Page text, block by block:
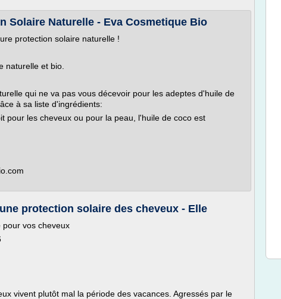
Solaire Naturelle - Eva Cosmetique Bio
protection solaire naturelle !
naturelle et bio.
qui ne va pas vous décevoir pour les adeptes d'huile de
à sa liste d'ingrédients:
pour les cheveux ou pour la peau, l'huile de coco est
protection solaire des cheveux - Elle
pour vos cheveux
vivent plutôt mal la période des vacances. Agressés par le